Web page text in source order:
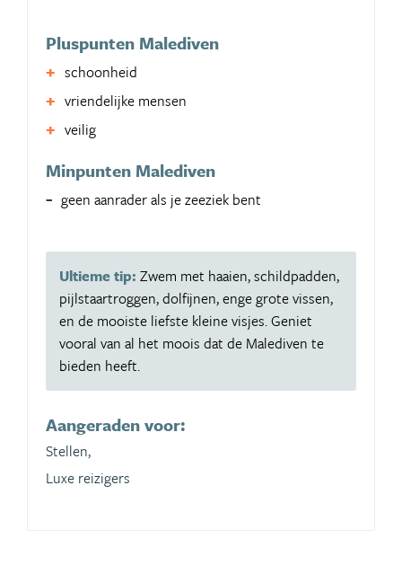
Pluspunten Malediven
schoonheid
vriendelijke mensen
veilig
Minpunten Malediven
geen aanrader als je zeeziek bent
Ultieme tip: Zwem met haaien, schildpadden,
pijlstaartroggen, dolfijnen, enge grote vissen,
en de mooiste liefste kleine visjes. Geniet
vooral van al het moois dat de Malediven te
bieden heeft.
Aangeraden voor:
Stellen,
Luxe reizigers